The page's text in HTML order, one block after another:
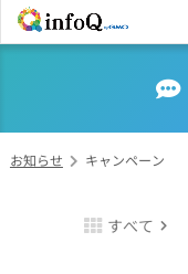
お知らせ キャンペーン
すべて